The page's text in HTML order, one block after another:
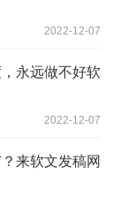
2022-12-07
永远做不好软
2022-12-07
来软文发稿网